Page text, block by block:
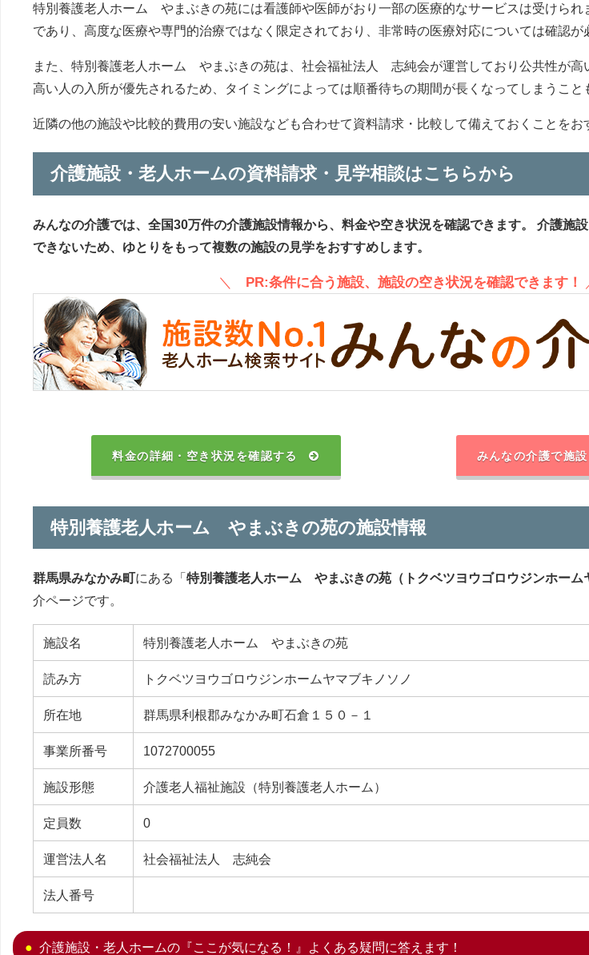
特別養護老人ホーム やまぶきの苑には看護師や医師がおり一部の医療的なサービスは受けられ
であり、高度な医療や専門的治療ではなく限定されており、非常時の医療対応については確認が
また、特別養護老人ホーム やまぶきの苑は、社会福祉法人 志純会が運営しており公共性が高
高い人の入所が優先されるため、タイミングによっては順番待ちの期間が長くなってしまうこと
近隣の他の施設や比較的費用の安い施設なども合わせて資料請求・比較して備えておくことをお
介護施設・老人ホームの資料請求・見学相談はこちらから
みんなの介護では、全国30万件の介護施設情報から、料金や空き状況を確認できます。
介護施
できないため、ゆとりをもって複数の施設の見学をおすすめします。
＼ PR:条件に合う施設、施設の空き状況を確認できます！
料金の詳細・空き状況を確認する みんなの介護で施
特別養護老人ホーム やまぶきの苑の施設情報
群馬県みなかみ町にある「 特別養護老人ホーム やまぶきの苑（トクベツヨウゴロウジンホーム
介ページです。
施設名 特別養護老人ホーム やまぶきの苑
読み方 トクベツヨウゴロウジンホームヤマブキノソノ
所在地 群馬県利根郡みなかみ町石倉１５０－１
事業所番号 1072700055
施設形態 介護老人福祉施設（特別養護老人ホーム）
定員数 0
運営法人名 社会福祉法人 志純会
法人番号
介護施設・老人ホームの『ここが気になる！』よくある疑問に答えます！